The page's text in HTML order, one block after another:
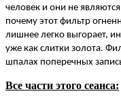
человек и они не
почему этот фильтр
лишнее легко выгорает,
уже как слитки золота.
шпалах поперечных
Все части этого сеанса: